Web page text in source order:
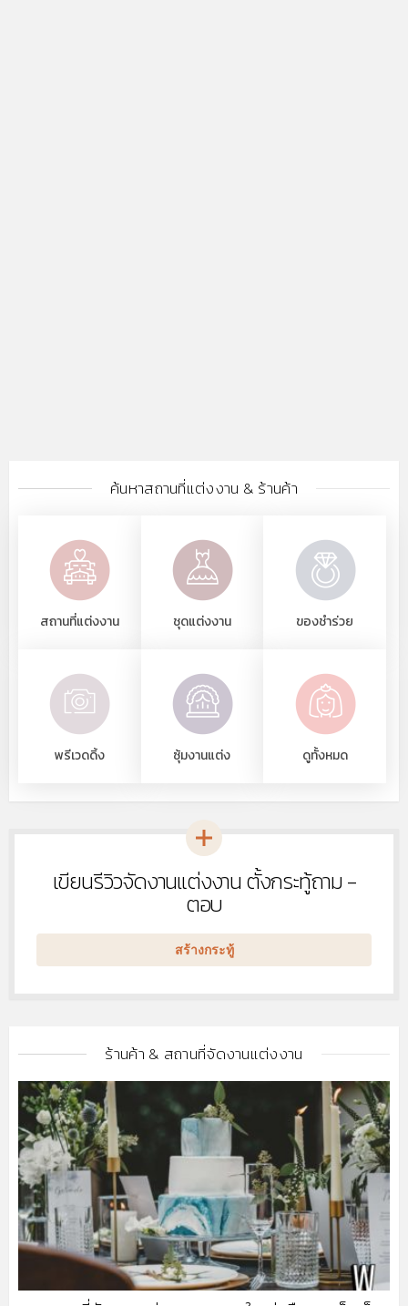
ค้นหาสถานที่แต่งงาน & ร้านค้า
สถานที่แต่งงาน ชุดแต่งงาน ของชำร่วย
พรีเวดดิ้ง ซุ้มงานแต่ง ดูทั้งหมด
หัวข้อ
ใหม่เขียนรีวิวจัดงานแต่งงาน ตั้งกระทู้ถาม -
ตอบ
สร้างกระทู้
ร้านค้า & สถานที่จัดงานแต่งงาน